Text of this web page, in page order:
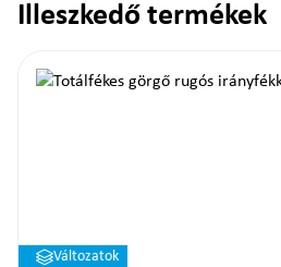
Termékgaléria kihagyása
Illeszkedő termékek
Változatok